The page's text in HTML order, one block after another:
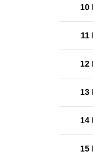
10
11
12
13
14
15